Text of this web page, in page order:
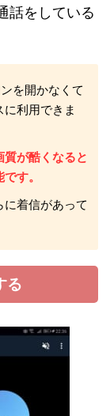
話をしている
を開かなくて
利用できま
が酷くなると
す。
に着信があって
る